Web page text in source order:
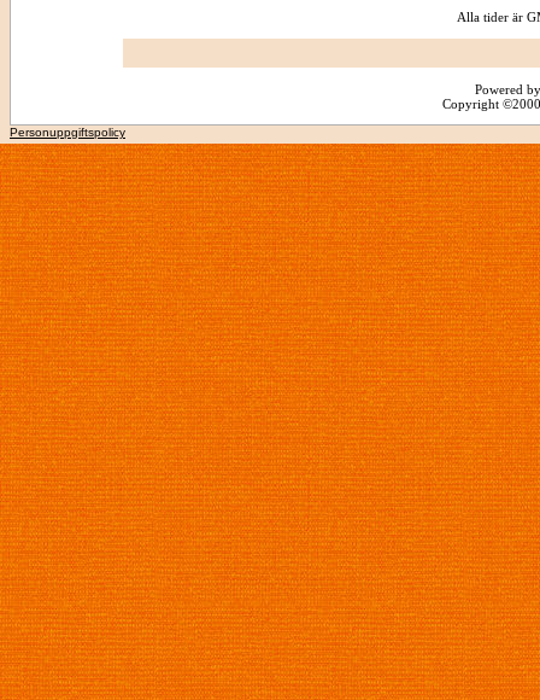
Alla tider är
Powered
Copyright
Personuppgiftspolicy